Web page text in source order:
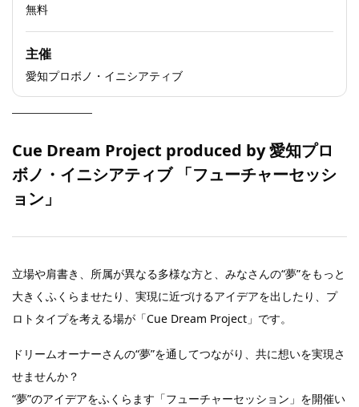
無料
主催
愛知プロボノ・イニシアティブ
Cue Dream Project produced by 愛知プロ
ボノ・イニシアティブ 「フューチャーセッシ
ョン」
立場や肩書き、所属が異なる多様な方と、みなさんの“夢”をもっと
大きくふくらませたり、実現に近づけるアイデアを出したり、プ
ロトタイプを考える場が「Cue Dream Project」です。
ドリームオーナーさんの“夢”を通してつながり、共に想いを実現さ
せませんか？
“夢”のアイデアをふくらます「フューチャーセッション」を開催い